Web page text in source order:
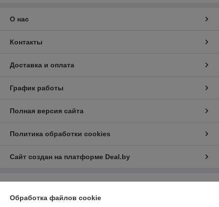
О нас
Контакты
Доставка и оплата
График работы
Полная версия сайта
Политика обработки cookies
Сайт создан на платформе Deal.by
Юридическое лицо:
Обработка файлов cookie